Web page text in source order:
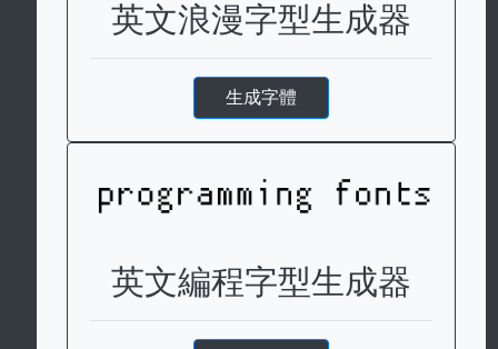
英文浪漫字型生成器
生成字體
英文編程字型生成器